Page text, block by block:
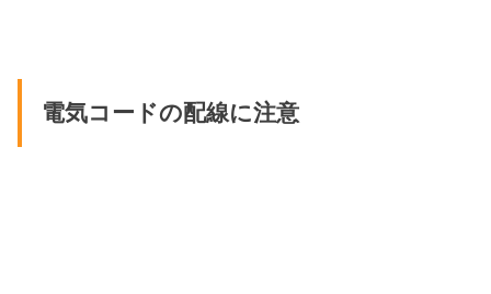
電気コードの配線に注意